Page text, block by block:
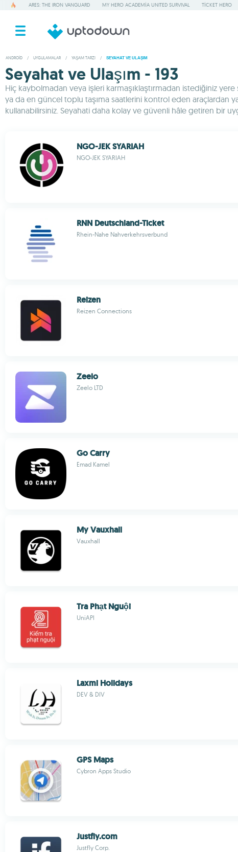
ARES: THE IRON VANGUARD MY HERO ACADEMIA UNITED SURVIVAL TICKET HERO
ANDROID / UYGULAMALAR / YAŞAM TARZI / SEYAHAT VE ULAŞIM
Seyahat ve Ulaşım - 193
Hiç kaybolmadan veya işleri karmaşıklaştırmadan istediğiniz yere
ya da en güncel toplu taşıma saatlerini kontrol eden araçlardan
kullanabilirsiniz. Seyahati daha kolay ve güvenli hâle getiren bir
NGO-JEK SYARIAH
NGO-JEK SYARIAH
RNN Deutschland-Ticket
Rhein-Nahe Nahverkehrsverbund
Reizen
Reizen Connections
Zeelo
Zeelo LTD
Go Carry
Emad Kamel
My Vauxhall
Vauxhall
Tra Phạt Nguội
UniAPI
Laxmi Holidays
DEV & DIV
GPS Maps
Cybron Apps Studio
Justfly.com
Justfly Corp.